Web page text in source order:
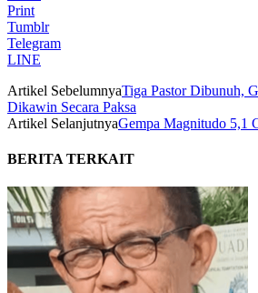
Print
Tumblr
Telegram
LINE
Artikel SebelumnyaTiga Pastor Dibunuh,
Dikawin Secara Paksa
Artikel SelanjutnyaGempa Magnitudo 5,1
BERITA TERKAIT